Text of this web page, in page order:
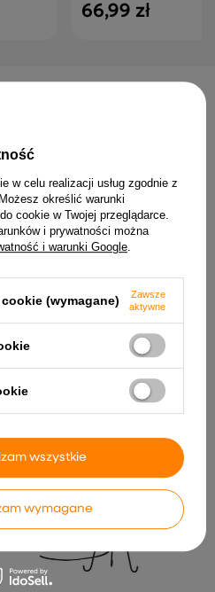
66,99 zł
Lampa sufitowa Grano
listwa ze szklanymi
kloszami 2-punktowa do
w celu realizacji usług zgodnie z
Możesz określić warunki
cookie w Twojej przeglądarce.
i prywatności można
i warunki Google
(wymagane)
Zawsze
aktywne
wymagane
wszystkie